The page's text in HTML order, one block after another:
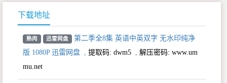
下载地址
熟肉 迅雷网盘
第二季全8集 英语中英双字 无水印纯净
版 1080P 迅雷网盘
提取码: dwm5
解压密码: www.um
mu.net